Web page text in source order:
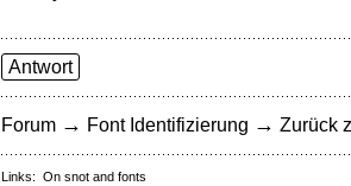
Antwort
Forum → Font Identifizierung → Zurück
Links: On snot and fonts